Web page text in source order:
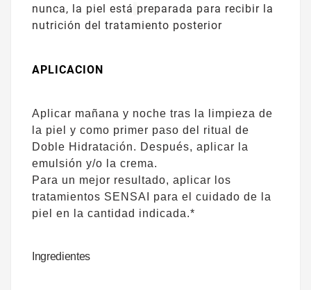
nunca, la piel está preparada para recibir la
nutrición del tratamiento posterior
APLICACION
Aplicar mañana y noche tras la limpieza de
la piel y como primer paso del ritual de
Doble Hidratación. Después, aplicar la
emulsión y/o la crema.
Para un mejor resultado, aplicar los
tratamientos SENSAI para el cuidado de la
piel en la cantidad indicada.*
Ingredientes